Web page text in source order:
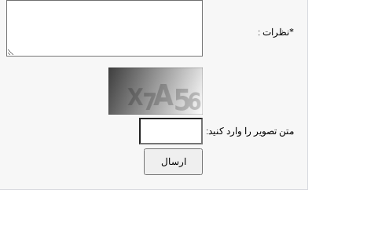
*نظرات :
متن تصویر را وارد کنید: